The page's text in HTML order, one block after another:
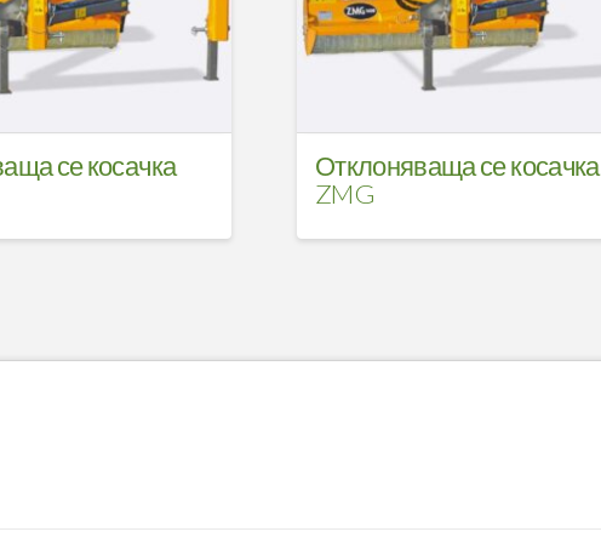
се косачка
Отклоняваща се косачка
ZMG